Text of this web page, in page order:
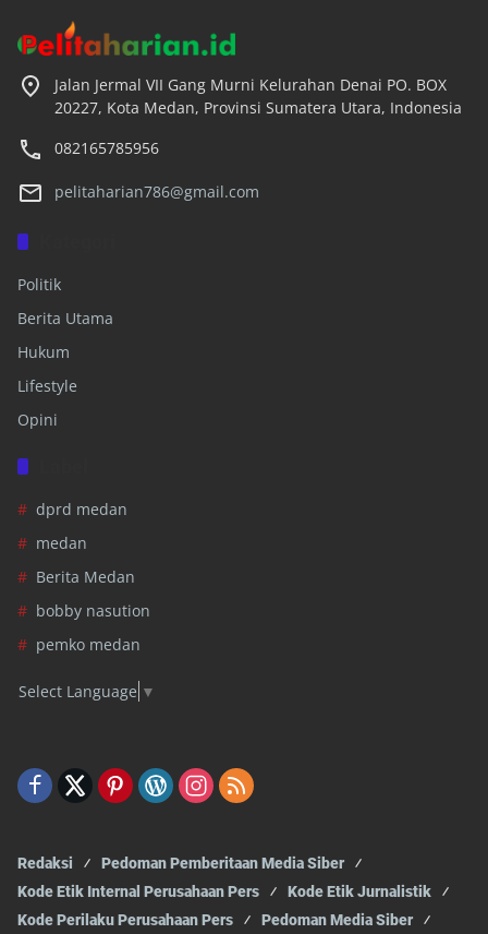
Jalan Jermal VII Gang Murni Kelurahan Denai PO. BOX
20227, Kota Medan, Provinsi Sumatera Utara, Indonesia
082165785956
pelitaharian786@gmail.com
Politik
Berita Utama
Hukum
Lifestyle
Opini
dprd medan
medan
Berita Medan
bobby nasution
pemko medan
Select Language ▼
Redaksi
Pedoman Pemberitaan Media Siber
Kode Etik Internal Perusahaan Pers
Kode Etik Jurnalistik
Kode Perilaku Perusahaan Pers
Pedoman Media Siber